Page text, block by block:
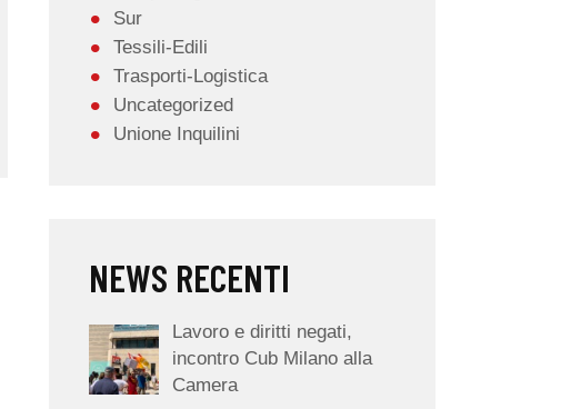
Sur
Tessili-Edili
Trasporti-Logistica
Uncategorized
Unione Inquilini
NEWS RECENTI
Lavoro e diritti negati,
incontro Cub Milano alla
Camera